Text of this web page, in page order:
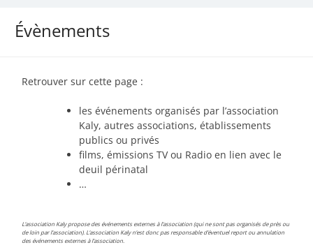
Évènements
Retrouver sur cette page :
les événements organisés par l’association
Kaly, autres associations, établissements
publics ou privés
films, émissions TV ou Radio en lien avec le
deuil périnatal
…
L’association Kaly propose des événements externes à l’association (qui ne sont pas organisés de près ou
de loin par l’association). L’association Kaly n’est donc pas responsable d’éventuel report ou annulation
des événements externes à l’association.
00:00
04:00